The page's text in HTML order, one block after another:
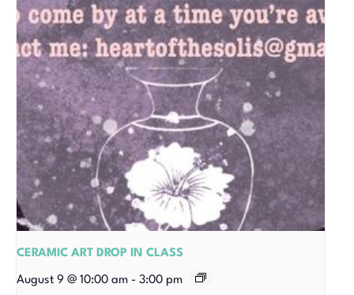
CERAMIC ART DROP IN CLASS
August 9 @ 10:00 am - 3:00 pm